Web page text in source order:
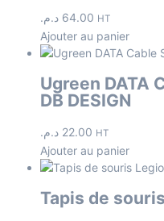
64.00 د.م. HT
Ajouter au panier
Ugreen DATA
DB DESIGN
22.00 د.م. HT
Ajouter au panier
Tapis de